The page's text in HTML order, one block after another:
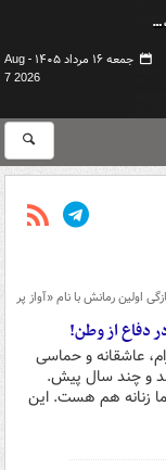
جمعه ۱۶ مرداد ۱۴۰۵ -
Aug
7 2026
اولین رمانش با نام «آواز پر
دفاع از وطن!
عاشقانه و حماسی
و چند سال پیش.
زنانه هم هست. این